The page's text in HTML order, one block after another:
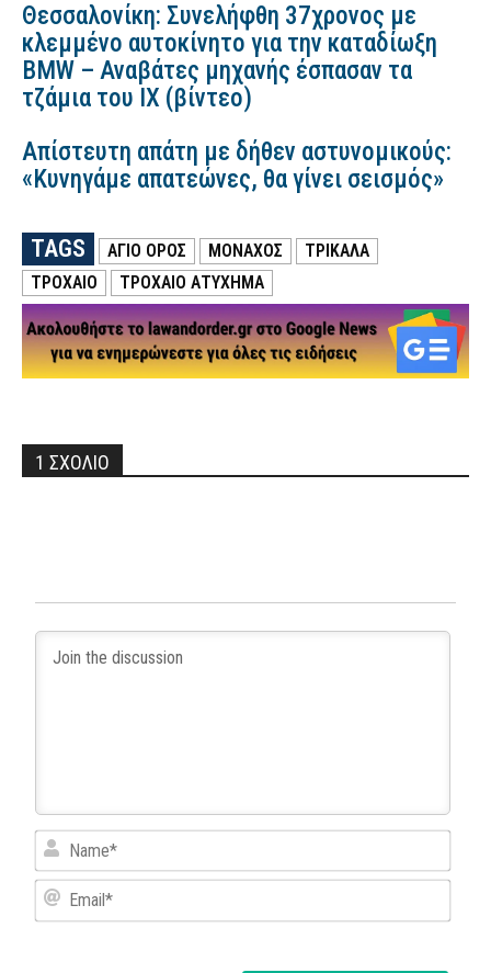
Θεσσαλονίκη: Συνελήφθη 37χρονος με
κλεμμένο αυτοκίνητο για την καταδίωξη
BMW – Αναβάτες μηχανής έσπασαν τα
τζάμια του ΙΧ (βίντεο)
Απίστευτη απάτη με δήθεν αστυνομικούς:
«Κυνηγάμε απατεώνες, θα γίνει σεισμός»
TAGS ΑΓΙΟ ΟΡΟΣ ΜΟΝΑΧΟΣ
ΤΡΙΚΑΛΑ
ΤΡΟΧΑΙΟ
ΤΡΟΧΑΊΟ ΑΤΎΧΗΜΑ
1 ΣΧΟΛΙΟ
Email*